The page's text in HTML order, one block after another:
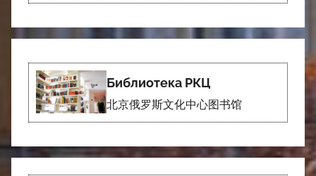
Библиотека РКЦ
北京俄罗斯文化中心图书馆